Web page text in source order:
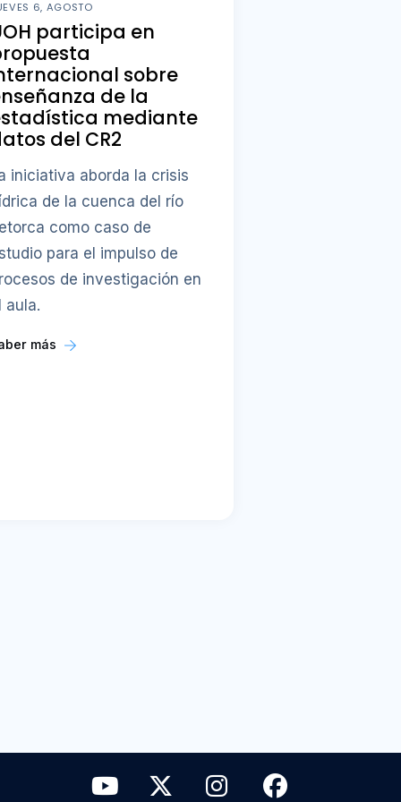
6, AGOSTO
participa en
sobre
de la
mediante
del CR2
iniciativa aborda la crisis
de la cuenca del río
como caso de
para el impulso de
de investigación en
aula.
más